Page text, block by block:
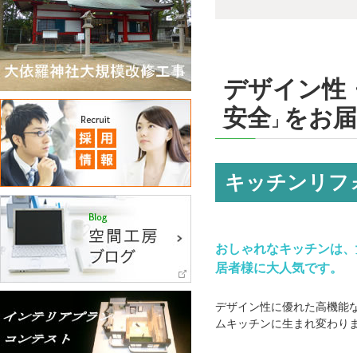
デザイン性
安全」をお
キッチンリフ
おしゃれなキッチンは
居者様に大人気です。
デザイン性に優れた高機能
ムキッチンに生まれ変わり